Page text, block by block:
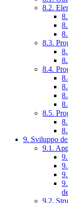
8.2.
8.3.
8.4.
8.5.
9. Sviluppo
9.1.
9.2.